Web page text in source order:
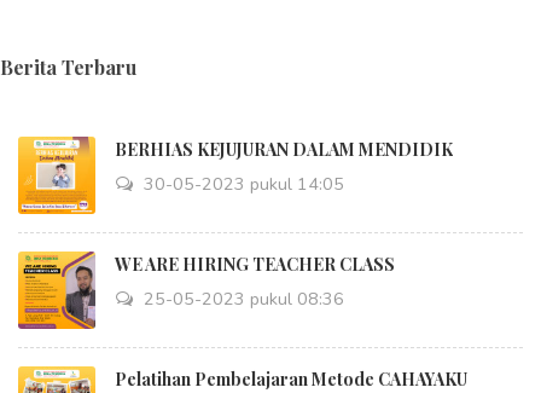
Berita Terbaru
BERHIAS KEJUJURAN DALAM MENDIDIK
30-05-2023 pukul 14:05
WE ARE HIRING TEACHER CLASS
25-05-2023 pukul 08:36
Pelatihan Pembelajaran Metode CAHAYAKU